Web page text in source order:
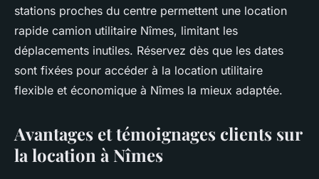
stations proches du centre permettent une location
rapide camion utilitaire Nîmes, limitant les
déplacements inutiles. Réservez dès que les dates
sont fixées pour accéder à la location utilitaire
flexible et économique à Nîmes la mieux adaptée.
Avantages et témoignages clients sur
la location à Nîmes